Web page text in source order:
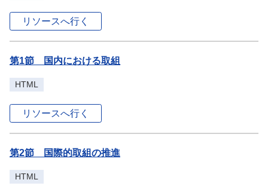
リソースへ行く
第1節 国内における取組
HTML
リソースへ行く
第2節 国際的取組の推進
HTML